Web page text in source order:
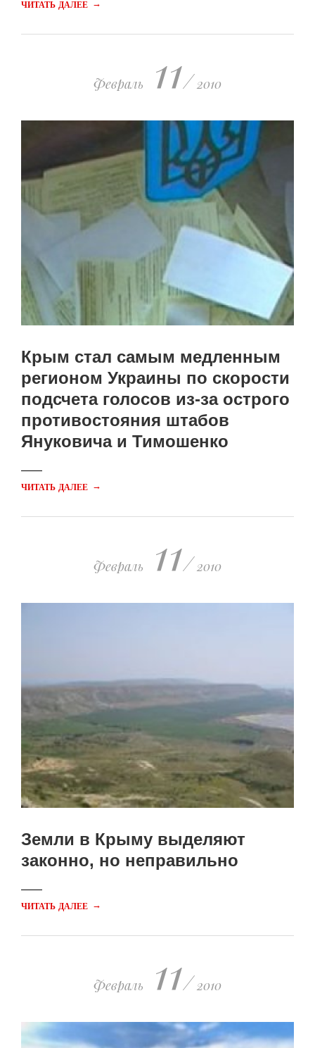
ЧИТАТЬ ДАЛЕЕ →
Февраль 11/ 2010
Крым стал самым медленным
регионом Украины по скорости
подсчета голосов из-за острого
противостояния штабов
Януковича и Тимошенко
ЧИТАТЬ ДАЛЕЕ →
Февраль 11/ 2010
Земли в Крыму выделяют
законно, но неправильно
ЧИТАТЬ ДАЛЕЕ →
Февраль 11/ 2010